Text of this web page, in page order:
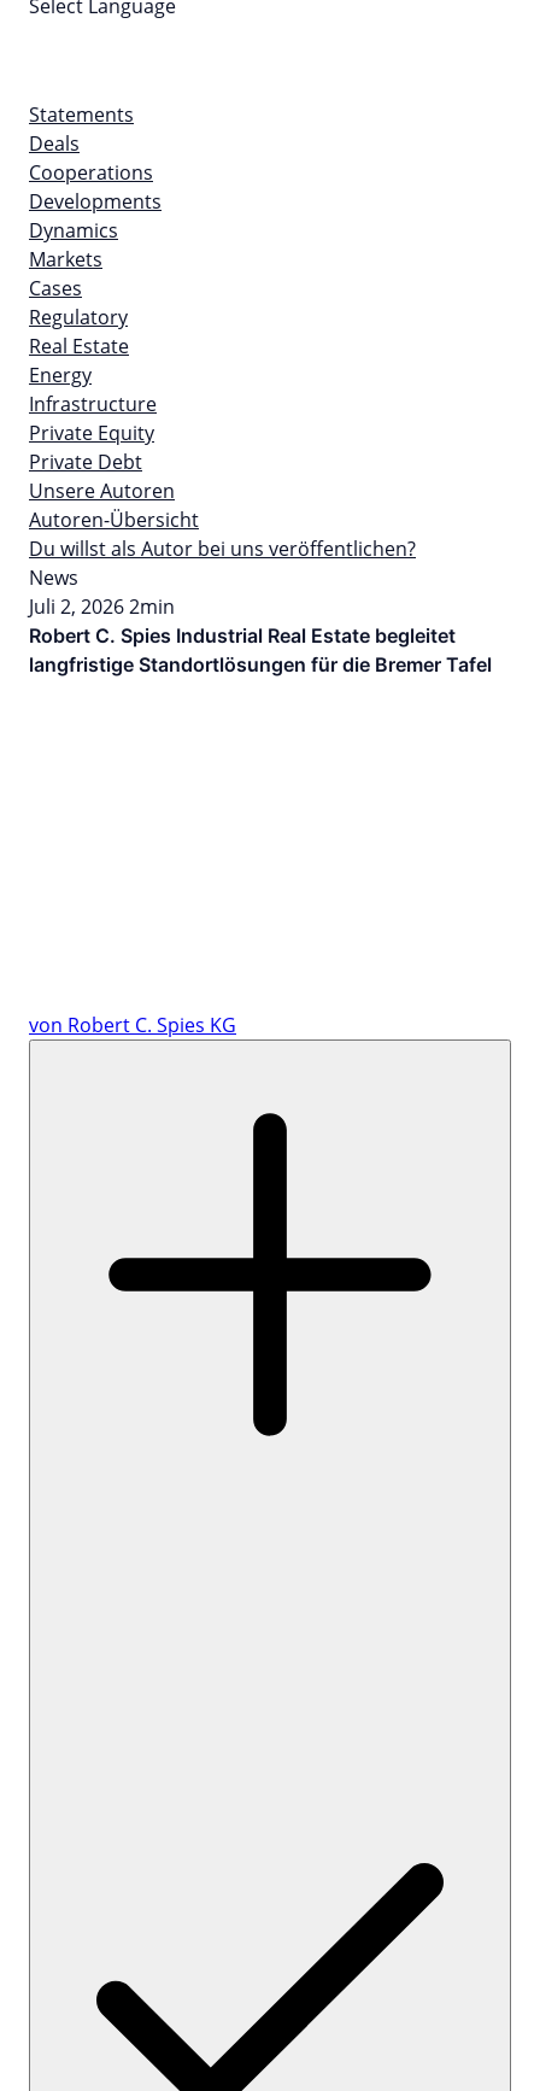
Select Language
Statements
Deals
Cooperations
Developments
Dynamics
Markets
Cases
Regulatory
Real Estate
Energy
Infrastructure
Private Equity
Private Debt
Unsere Autoren
Autoren-Übersicht
Du willst als Autor bei uns veröffentlichen?
News
Juli 2, 20262min
Robert C. Spies Industrial Real Estate begleitet
langfristige Standortlösungen für die Bremer Tafel
von Robert C. Spies KG